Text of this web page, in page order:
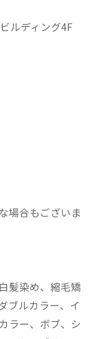
ルディング4F
場合もございま
髪染め、縮毛矯
ブルカラー、イ
ラー、ボブ、シ